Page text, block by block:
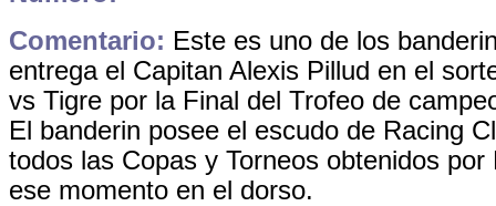
Comentario: Este es uno de los
entrega el Capitan Alexis Pillud en el
vs Tigre por la Final del Trofeo de
El banderin posee el escudo de Racing
todos las Copas y Torneos obtenidos por
ese momento en el dorso.